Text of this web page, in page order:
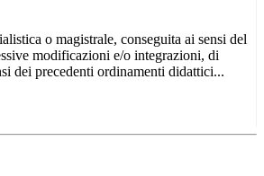
o magistrale, conseguita ai sensi del
modificazioni e/o integrazioni, di
dei precedenti ordinamenti didattici...